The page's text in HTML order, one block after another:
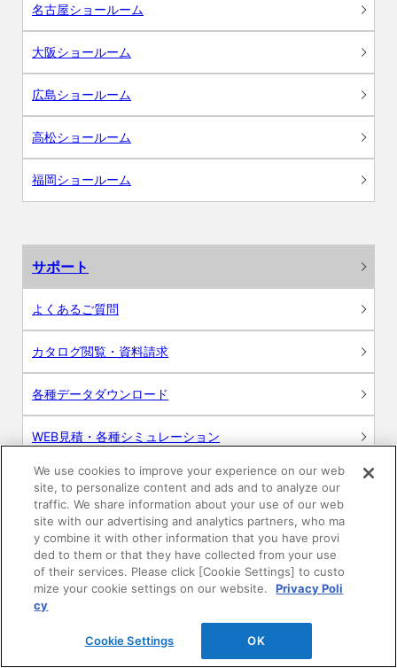
名古屋ショールーム
大阪ショールーム
広島ショールーム
高松ショールーム
福岡ショールーム
サポート
よくあるご質問
カタログ閲覧・資料請求
各種データダウンロード
WEB見積・各種シミュレーション
交換用部品の購入
修理・点検
お問い合わせ
ログイン
建築・設計関係者様向けサイト
We use cookies to improve your experience on our web
site, to personalize content and ads and to analyze our
traffic. We share information about your use of our web
site with our advertising and analytics partners, who ma
y combine it with other information that you have provi
ded to them or that they have collected from your use
of their services. Please click [Cookie Settings] to custo
mize your cookie settings on our website.
Privacy Poli
cy
Cookie Settings OK